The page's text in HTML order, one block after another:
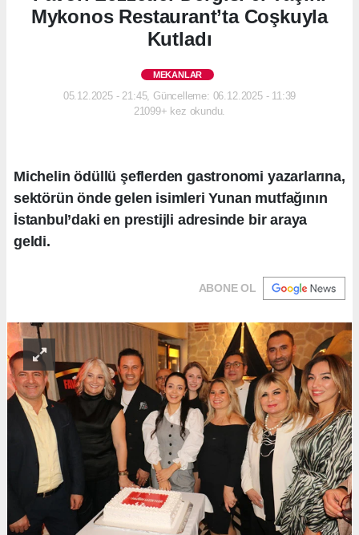
Mykonos Restaurant’ta Coşkuyla
Kutladı
MEKANLAR
05.12.2025 - 21:45, Güncelleme: 06.12.2025 - 11:39
21099+ kez okundu.
Michelin ödüllü şeflerden gastronomi yazarlarına,
sektörün önde gelen isimleri Yunan mutfağının
İstanbul’daki en prestijli adresinde bir araya
geldi.
ABONE OL